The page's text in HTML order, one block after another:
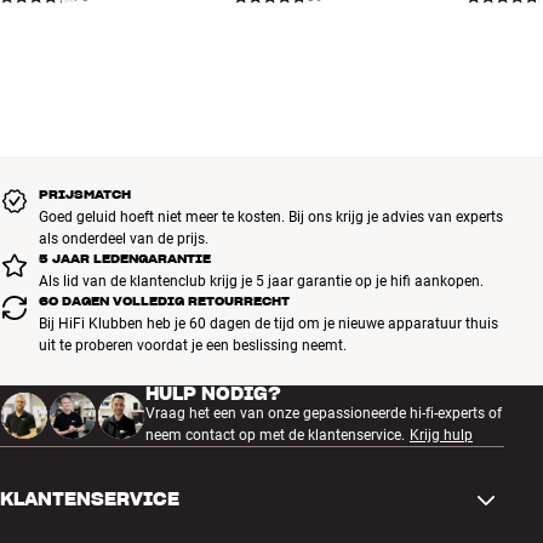
PRIJSMATCH
Goed geluid hoeft niet meer te kosten. Bij ons krijg je advies van experts
als onderdeel van de prijs.
5 JAAR LEDENGARANTIE
Als lid van de klantenclub krijg je 5 jaar garantie op je hifi aankopen.
60 DAGEN VOLLEDIG RETOURRECHT
Bij HiFi Klubben heb je 60 dagen de tijd om je nieuwe apparatuur thuis
uit te proberen voordat je een beslissing neemt.
HULP NODIG?
Vraag het een van onze gepassioneerde hi-fi-experts of
neem contact op met de klantenservice. Krijg hulp
KLANTENSERVICE